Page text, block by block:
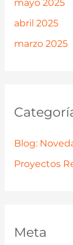
mayo 2025
abril 2025
marzo 2025
Blog:
Proyectos
Meta